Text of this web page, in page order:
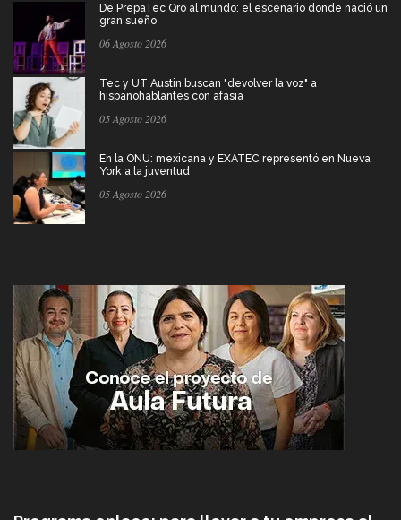
De PrepaTec Qro al mundo: el escenario donde nació un
gran sueño
06 Agosto 2026
Tec y UT Austin buscan "devolver la voz" a
hispanohablantes con afasia
05 Agosto 2026
En la ONU: mexicana y EXATEC representó en Nueva
York a la juventud
05 Agosto 2026